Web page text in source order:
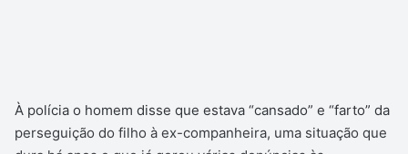
À polícia o homem disse que estava “cansado” e “farto” da
perseguição do filho à ex-companheira, uma situação que